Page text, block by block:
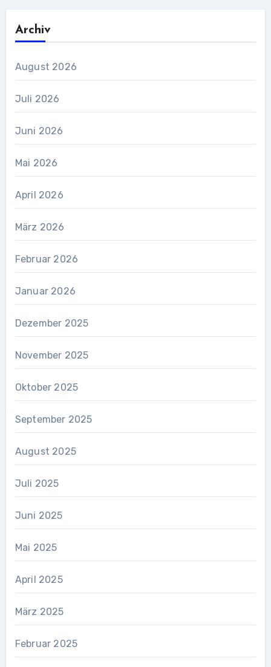
Archiv
August 2026
Juli 2026
Juni 2026
Mai 2026
April 2026
März 2026
Februar 2026
Januar 2026
Dezember 2025
November 2025
Oktober 2025
September 2025
August 2025
Juli 2025
Juni 2025
Mai 2025
April 2025
März 2025
Februar 2025